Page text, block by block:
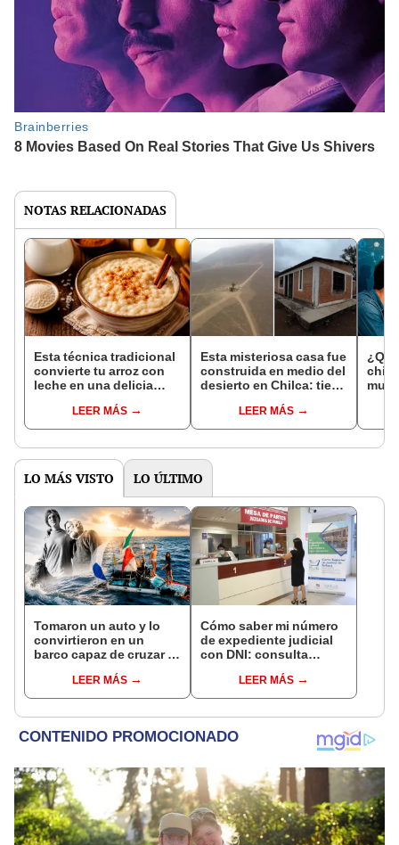
NOTAS RELACIONADAS
Esta técnica tradicional
convierte tu arroz con
leche en una delicia
a todos, según expertos
LEER MÁS
Esta misteriosa casa fue
construida en medio del
desierto en Chilca: tiene
hasta conexiones de luz
LEER MÁS
LO MÁS VISTO LO ÚLTIMO
Tomaron un auto y lo
convirtieron en un
barco capaz de cruzar el
durante 119 días: la
increíble travesía de dos
LEER MÁS
Cómo saber mi número
de expediente judicial
con DNI: consulta
JudicialLEER MÁS